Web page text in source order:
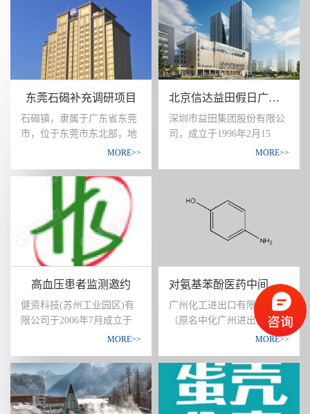
B1等药物。在染料工业中用
来合成硫化染料、酸性染
料、毛皮染料和偶氮染料
等。在橡胶工业中可以合成
对苯二胺类橡胶防老剂如
4010、4010NA、4020、4030
等。在其他精细化学品中可
以合成4-（N-甲胺基）苯酚
和其他盐类，可以用作照相
蚀。氨基苯酚产业链中的核
心企业主要包括生产型和分
销型，两类型的企业目前都
是以中小型企业为主。
兴创投资有限公司合资成立
的文旅产业公司，经营范围
以房地产开发、文旅产业运
营管理、物业运营管理、组
织体育活动等为主。 北京兴
创奥悦文旅产业发展有限公
司委托策点管理咨询（北京)
有限公司管通过专业调研为
后续发展提供支持。
东莞石碣补充调研项目
石碣镇，隶属于广东省东莞
市，位于东莞市东北部，地
处东江河畔，东接石龙古
圳78公里，北离广州62公
里，是东莞市下辖的32个镇
区之一。新城控股委托策点
管理咨询（北京)有限公司通
过定量问卷调研的方式了解
大众购房需求，提供更高品
质的住宅，为以后的发展提
供有力的专业支持
MORE>>
北京信达益田假日广场消费者研究
深圳市益田集团股份有限公
司，成立于1996年2月15
日。经过20年的积累，益田
业务，员工人数逾1500人，
币的大型企业集团公司。作
地产开发企业，益田集团以
运营城市的眼光整合国际智
慧，创新开发模式，分别以
深圳、上海、北京、长春、
西安为中心，完成华南、华
域的全国性战略布局，并贡
献了众多“益田系”精品项
MORE>>
高血压患者监测邀约
健资科技(苏州工业园区)有
限公司于2006年7月成立于
苏州工业园区,是一家外商独
并开发医疗诊察用计算机分
析软件。健资科技(苏州工业
园区)有限公司作为生产基
地，将首先生产腕式24小时
MORE>>
对氨基苯酚医药中间体市场进入研究
广州化工进出口有限公司
（原名中化广州进出口公
司）成立于1976年，是广州
册资金3000万元人民币，年
进出口总额超1.5亿美元，销
售额超10亿元人民币。历经
四十年的经营于开拓，广州
MORE>>